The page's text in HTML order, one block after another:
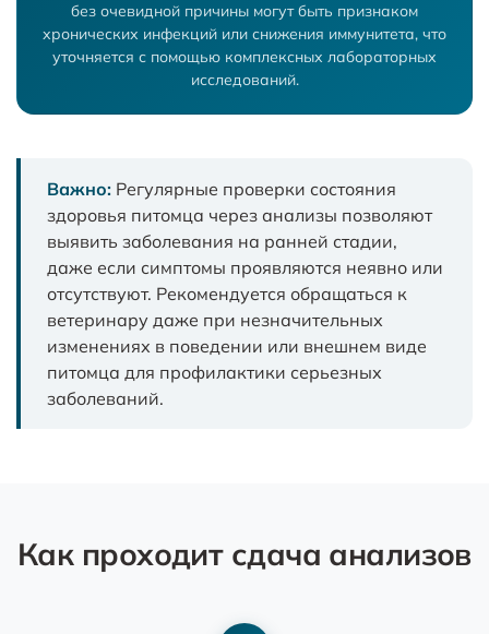
без очевидной причины могут быть признаком
хронических инфекций или снижения иммунитета, что
уточняется с помощью комплексных лабораторных
исследований.
Важно: Регулярные проверки состояния
здоровья питомца через анализы позволяют
выявить заболевания на ранней стадии,
даже если симптомы проявляются неявно или
отсутствуют. Рекомендуется обращаться к
ветеринару даже при незначительных
изменениях в поведении или внешнем виде
питомца для профилактики серьезных
заболеваний.
Как проходит сдача анализов